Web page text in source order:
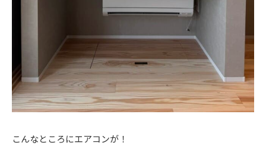
こんなところにエアコンが！